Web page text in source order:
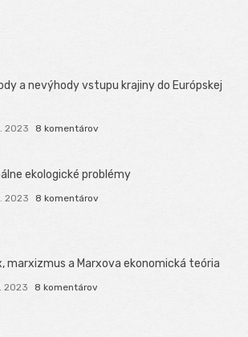
a nevýhody vstupu krajiny do Európskej
2023 8 komentárov
ekologické problémy
2023 8 komentárov
marxizmus a Marxova ekonomická teória
2023 8 komentárov